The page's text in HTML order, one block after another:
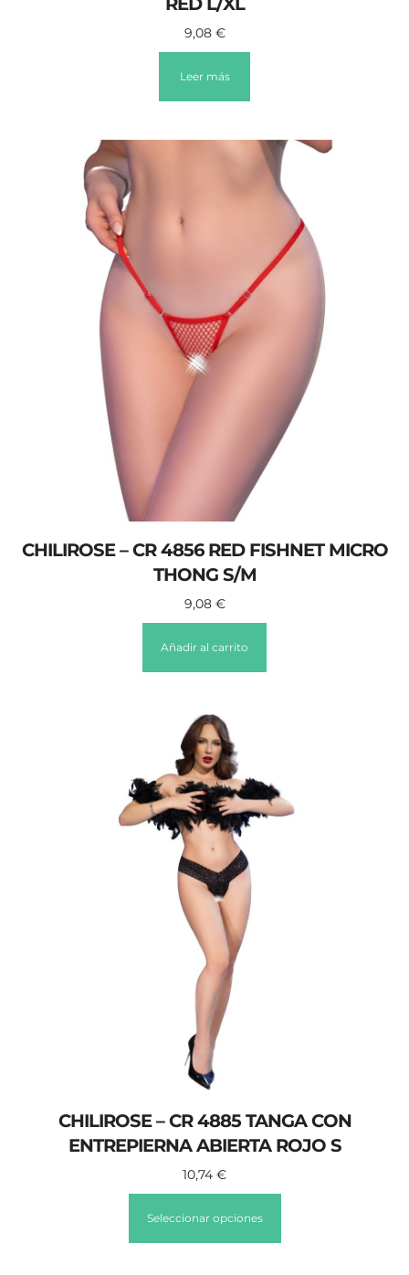
9,08 €
Leer más
CHILIROSE – CR 4856 RED FISHNET MICRO
THONG S/M
9,08 €
Añadir al carrito
CHILIROSE – CR 4885 TANGA CON
ENTREPIERNA ABIERTA ROJO S
10,74 €
Seleccionar opciones